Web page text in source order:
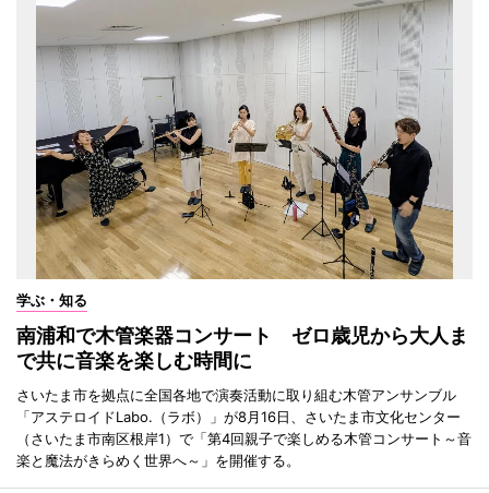
学ぶ・知る
南浦和で木管楽器コンサート ゼロ歳児から大人ま
で共に音楽を楽しむ時間に
さいたま市を拠点に全国各地で演奏活動に取り組む木管アンサンブル
「アステロイドLabo.（ラボ）」が8月16日、さいたま市文化センター
（さいたま市南区根岸1）で「第4回親子で楽しめる木管コンサート～音
楽と魔法がきらめく世界へ～」を開催する。